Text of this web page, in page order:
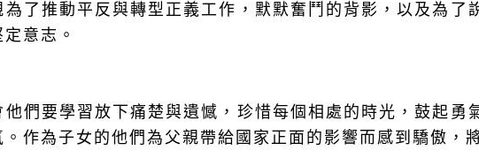
了推動平反與轉型正義工作，默默奮鬥的背影，以及為了
意志。
他們要學習放下痛楚與遺憾，珍惜每個相處的時光，鼓起勇
作為子女的他們為父親帶給國家正面的影響而感到驕傲，